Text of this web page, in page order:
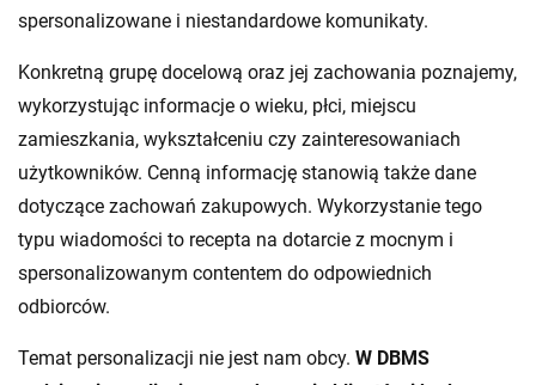
spersonalizowane i niestandardowe komunikaty.
Konkretną grupę docelową oraz jej zachowania poznajemy,
wykorzystując informacje o wieku, płci, miejscu
zamieszkania, wykształceniu czy zainteresowaniach
użytkowników. Cenną informację stanowią także dane
dotyczące zachowań zakupowych. Wykorzystanie tego
typu wiadomości to recepta na dotarcie z mocnym i
spersonalizowanym contentem do odpowiednich
odbiorców.
Temat personalizacji nie jest nam obcy. W DBMS